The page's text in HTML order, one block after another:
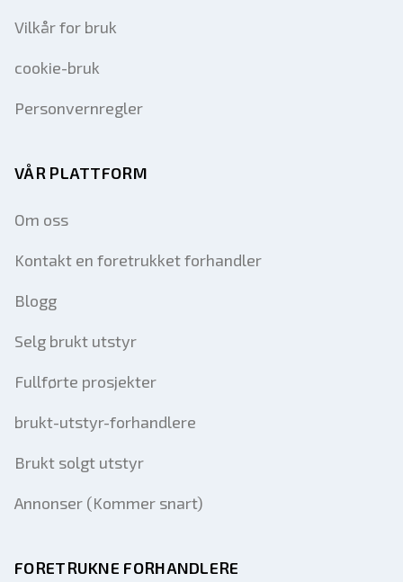
Vilkår for bruk
cookie-bruk
Personvernregler
VÅR PLATTFORM
Om oss
Kontakt en foretrukket forhandler
Blogg
Selg brukt utstyr
Fullførte prosjekter
brukt-utstyr-forhandlere
Brukt solgt utstyr
Annonser (Kommer snart)
FORETRUKNE FORHANDLERE